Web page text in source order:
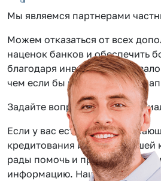
Мы являемся партнерами
Можем отказаться от всех
наценок банков и обеспечить
благодаря инвестиции под
чем если бы вы обращались
Задайте вопрос нашему
Если у вас есть вопросы
кредитования или услуг
рады помочь и предоставить
информацию. Наши